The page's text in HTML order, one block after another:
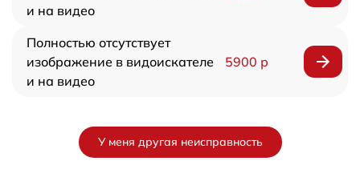
и на видео
Полностью отсутствует
изображение в видоискателе
и на видео
5900 р
У меня другая неисправность